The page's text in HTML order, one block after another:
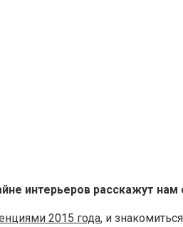
интерьеров расскажут нам
2015 года, и